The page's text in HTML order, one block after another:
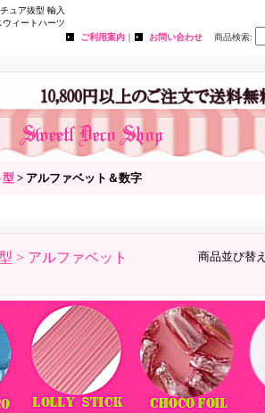
ュア抜型 輸入
ィートハーツ
ご利用案内 ｜ お問い合わせ 商品検索:
> アルファベット＆数字
> アルファベット
商品並び替え